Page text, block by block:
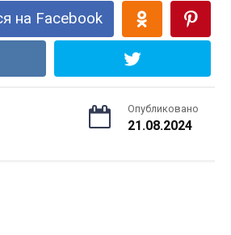
на Facebook
Опубликовано
21.08.2024